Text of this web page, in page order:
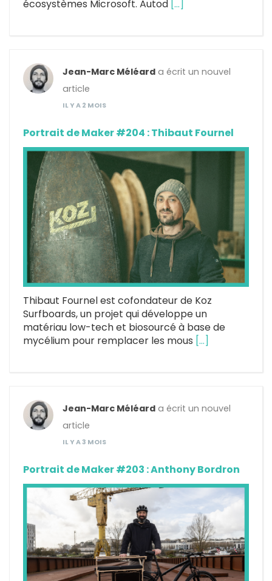
écosystèmes Microsoft. Autod […]
Jean-Marc Méléard a écrit un nouvel
article
IL Y A 2 MOIS
Portrait de Maker #204 : Thibaut Fournel
Thibaut Fournel est cofondateur de Koz
Surfboards, un projet qui développe un
matériau low-tech et biosourcé à base de
mycélium pour remplacer les mous […]
Jean-Marc Méléard a écrit un nouvel
article
IL Y A 3 MOIS
Portrait de Maker #203 : Anthony Bordron